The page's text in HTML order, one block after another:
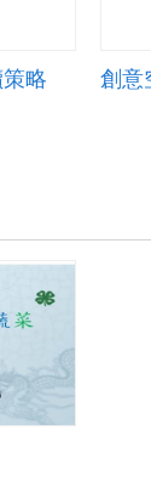
略 創意